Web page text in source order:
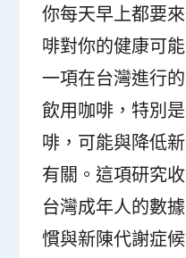
你每天早上都要
啡對你的健康可
一項在台灣進行
飲用咖啡，特別
啡，可能與降低
有關。這項研究
台灣成年人的數
慣與新陳代謝症